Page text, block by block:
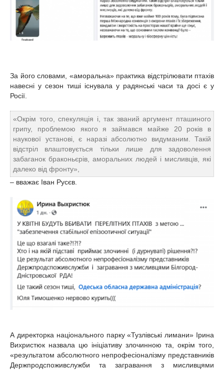
За його словами, «аморальна» практика відстрілювати птахів
навесні у сезон тиші існувала у радянські часи та досі є у
Росії.
«Окрім того, спекуляція і, так званий аргумент пташиного
грипу, проблемою якого я займався майже 20 років в
наукової установі, є наразі абсолютно видуманим. Такій
відстріл влаштовується тільки лише для задоволення
забаганок браконьєрів, аморальних людей і мисливців, які
далеко від фронту»,
– вважає Іван Русєв.
А директорка національного парку «Тузлівські лимани» Ірина
Вихристюк назвала цю ініціативу злочинною та, окрім того,
«результатом абсолютного непрофесіоналізму представників
Держпродспоживслужби та загравання з мисливцями